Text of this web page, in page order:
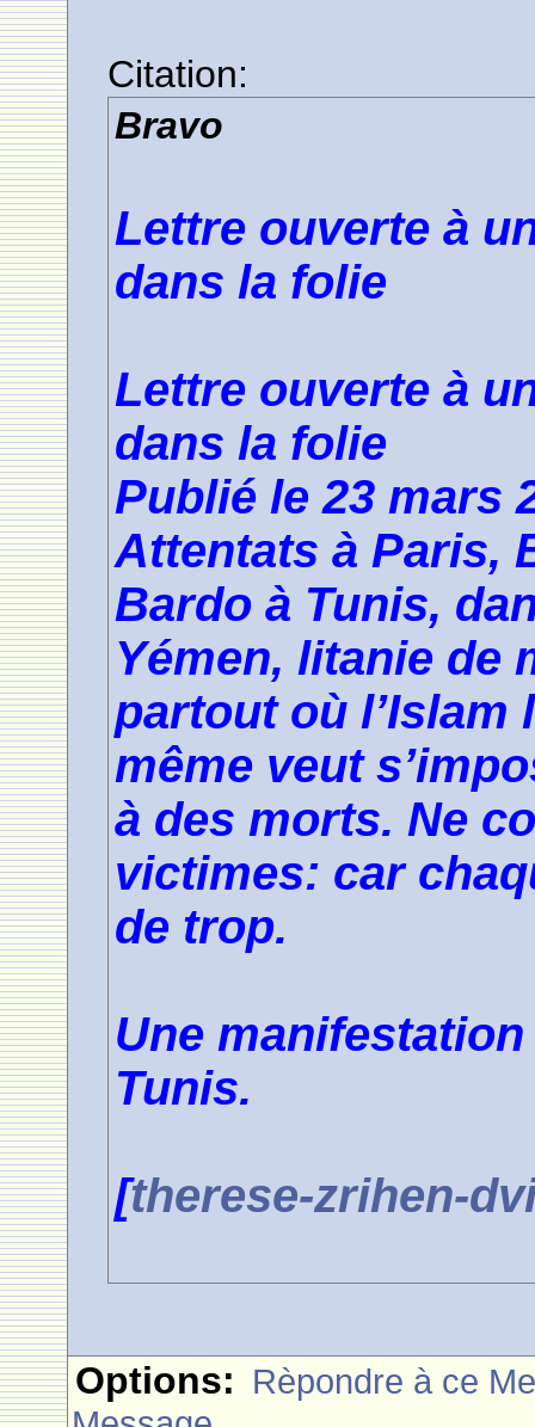
Citation:
Bravo
Lettre ouverte à
dans la folie
Lettre ouverte à
dans la folie
Publié le 23 mars
Attentats à Paris,
Bardo à Tunis,
Yémen, litanie de
partout où l’Islam
même veut
à des morts. Ne
victimes: car
de trop.
Une
Tunis.
[therese-zrihen-
Options: Rèpondre à ce